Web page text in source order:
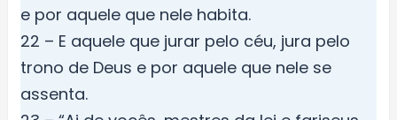
e por aquele que nele habita.
22 – E aquele que jurar pelo céu, jura pelo
trono de Deus e por aquele que nele se
assenta.